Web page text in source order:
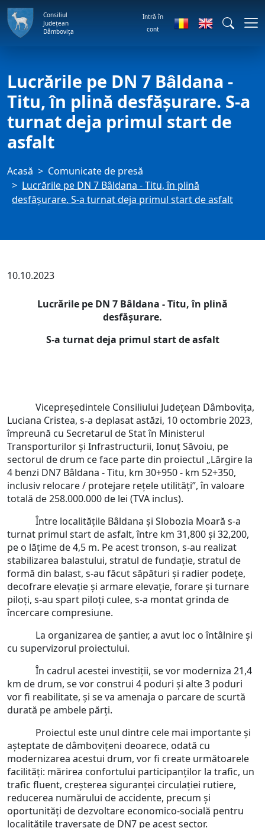
Consiliul
Județean
Dâmbovița
Intră în
cont
Lucrările pe DN 7 Bâldana -
Titu, în plină desfășurare. S-a
turnat deja primul start de
asfalt
Acasă
Comunicate de presă
Lucrările pe DN 7 Bâldana - Titu, în plină
desfășurare. S-a turnat deja primul start de asfalt
10.10.2023
Lucrările pe DN 7 Bâldana - Titu, în plină
desfășurare.
S-a turnat deja primul start de asfalt
Vicepreședintele Consiliului Județean Dâmbovița,
Luciana Cristea, s-a deplasat astăzi, 10 octombrie 2023,
împreună cu Secretarul de Stat în Ministerul
Transporturilor și Infrastructurii, Ionuț Săvoiu, pe
sectorul de drum ce face parte din proiectul „Lărgire la
4 benzi DN7 Bâldana - Titu, km 30+950 - km 52+350,
inclusiv relocare / protejare rețele utilități”, în valoare
totală de 258.000.000 de lei (TVA inclus).
Între localitățile Bâldana și Slobozia Moară s-a
turnat primul start de asfalt, între km 31,800 și 32,200,
pe o lățime de 4,5 m. Pe acest tronson, s-au realizat
stabilizarea balastului, stratul de fundație, stratul de
formă din balast, s-au făcut săpături și radier podețe,
decofrare elevație și armare elevație, forare și turnare
piloți, s-au spart piloți culee, s-a montat grinda de
încercare compresiune.
La organizarea de șantier, a avut loc o întâlnire și
cu supervizorul proiectului.
În cadrul acestei investiții, se vor moderniza 21,4
km de drum, se vor construi 4 poduri și alte 3 poduri
vor fi reabilitate, și se va amenaja o parcare de scurtă
durată pe ambele părți.
Proiectul este unul dintre cele mai importante și
așteptate de dâmbovițeni deoarece, odată cu
modernizarea acestui drum, vor fi create următoarele
facilități: mărirea confortului participanților la trafic, un
trafic fluent, creșterea siguranței circulației rutiere,
reducerea numărului de accidente, precum și
oportunități de dezvoltare economico-socială pentru
localitățile traversate de DN7 pe acest sector.